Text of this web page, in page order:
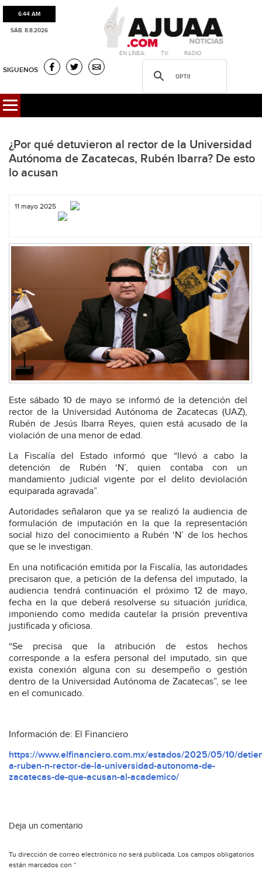
6:44 AM
SÁB. 8.8.2026
·EN LÍNEA. ·T.V. ·RADIO
SIGUENOS
¿Por qué detuvieron al rector de la Universidad
Autónoma de Zacatecas, Rubén Ibarra? De esto
lo acusan
11 mayo 2025
Este sábado 10 de mayo se informó de la detención del
rector de la Universidad Autónoma de Zacatecas (UAZ),
Rubén de Jesús Ibarra Reyes, quien está acusado de la
violación de una menor de edad.
La Fiscalía del Estado informó que “llevó a cabo la
detención de Rubén ‘N’, quien contaba con un
mandamiento judicial vigente por el delito deviolación
equiparada agravada”.
Autoridades señalaron que ya se realizó la audiencia de
formulación de imputación en la que la representación
social hizo del conocimiento a Rubén ‘N’ de los hechos
que se le investigan.
En una notificación emitida por la Fiscalía, las autoridades
precisaron que, a petición de la defensa del imputado, la
audiencia tendrá continuación el próximo 12 de mayo,
fecha en la que deberá resolverse su situación jurídica,
imponiendo como medida cautelar la prisión preventiva
justificada y oficiosa.
“Se precisa que la atribución de estos hechos
corresponde a la esfera personal del imputado, sin que
exista conexión alguna con su desempeño o gestión
dentro de la Universidad Autónoma de Zacatecas”, se lee
en el comunicado.
Información de: El Financiero
https://www.elfinanciero.com.mx/estados/2025/05/10/
a-ruben-n-rector-de-la-universidad-autonoma-de-
zacatecas-de-que-acusan-al-academico/
Deja un comentario
Tu dirección de correo electrónico no será publicada. Los campos obligatorios
están marcados con *